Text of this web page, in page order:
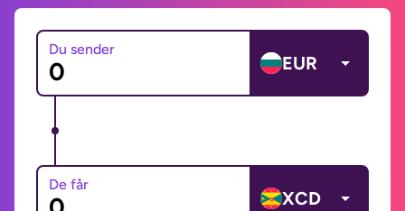
Du sender
EUR
De får
XCD